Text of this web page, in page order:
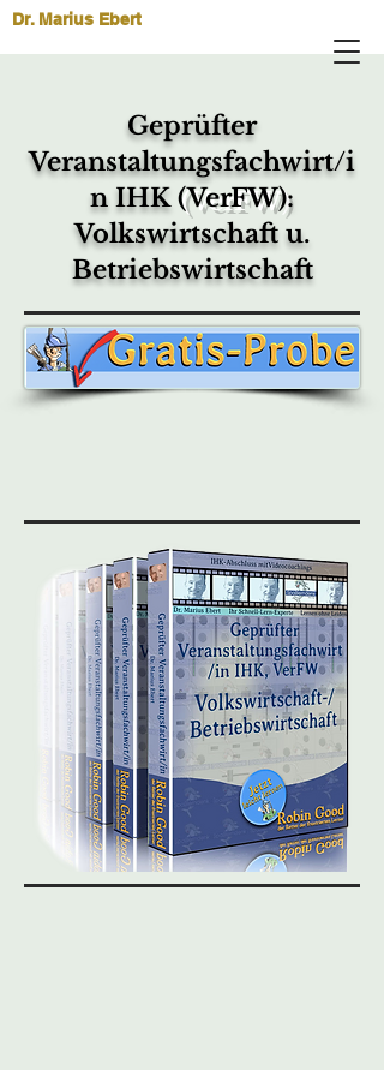
Dr. Marius Ebert
Geprüfter
Veranstaltungsfachwirt/i
n IHK(VerFW):
Volkswirtschaft u.
Betriebswirtschaft